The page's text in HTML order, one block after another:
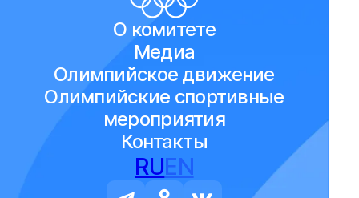
О комитете
Медиа
Олимпийское движение
Олимпийские спортивные
мероприятия
Контакты
RUEN